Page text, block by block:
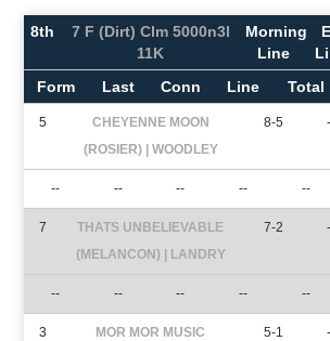
8th
7 F (Dirt) Clm 5000n3l
11K
Morning
Line
Form Last Conn Line Total
5
CHEYENNE MOON
(ROSIER) | WOODLEY
8-5
-- -- -- -- --
7
THATS UNBELIEVABLE
(MELANCON) | LANDRY
7-2
-- -- -- -- --
3
MOR MOR MUSIC
5-1